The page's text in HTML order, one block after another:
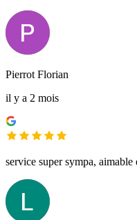
Pierrot Florian
il y a 2 mois
service super sympa,